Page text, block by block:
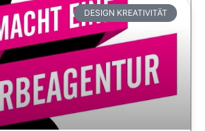
DESIGN KREATIVITÄT